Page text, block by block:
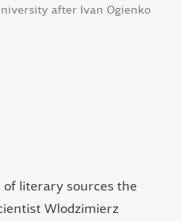
after Ivan Ogienko
of literary sources the
Wlodzimierz